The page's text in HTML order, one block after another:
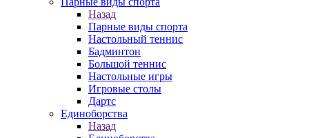
Назад
Парные виды спорта
Настольный теннис
Бадминтон
Большой теннис
Настольные игры
Игровые столы
Дартс
Единоборства
Назад